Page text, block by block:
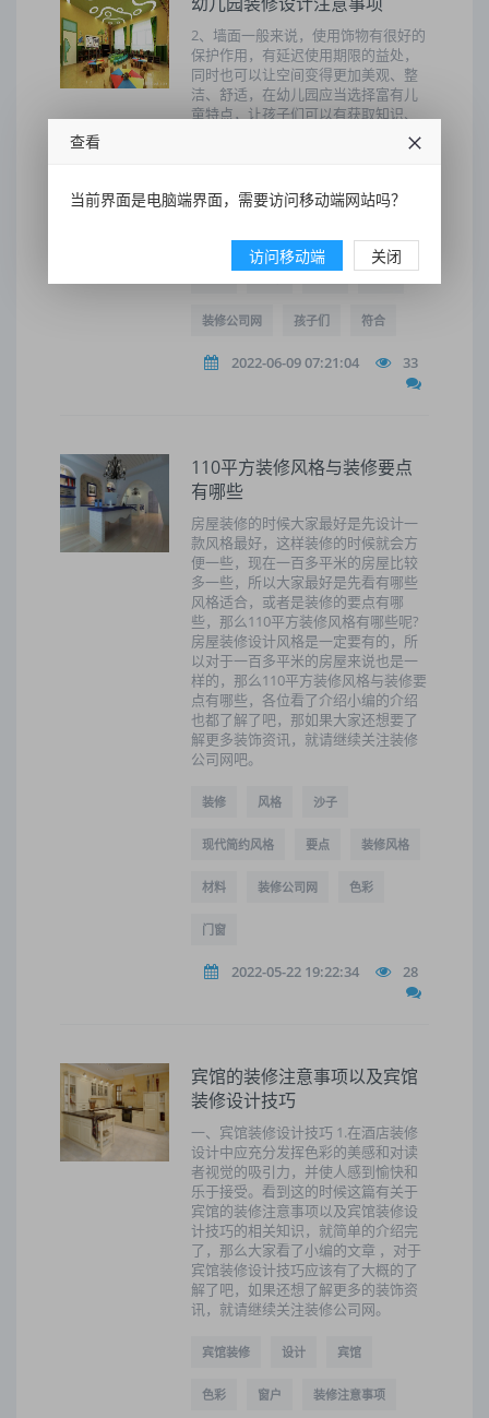
2、墙面一般来说，使用饰物有很好的
保护作用，有延迟使用期限的益处，
同时也可以让空间变得更加美观、整
洁、舒适，在幼儿园应当选择富有儿
童特点，让孩子们可以有获取知识、
提高审美能力的材料，能够创造出一
撞伤。
装修公司网 孩子们 符合
2022-06-09 07:21:04 33
110平方装修风格与装修要点
有哪些
房屋装修的时候大家最好是先设计一
款风格最好，这样装修的时候就会方
便一些，现在一百多平米的房屋比较
多一些，所以大家最好是先看有哪些
风格适合，或者是装修的要点有哪
些，那么110平方装修风格有哪些呢?
房屋装修设计风格是一定要有的，所
以对于一百多平米的房屋来说也是一
样的，那么110平方装修风格与装修要
点有哪些，各位看了介绍小编的介绍
也都了解了吧，那如果大家还想要了
解更多装饰资讯，就请继续关注装修
公司网吧。
装修 风格 沙子
现代简约风格 要点 装修风格
材料 装修公司网 色彩
门窗
2022-05-22 19:22:34 28
宾馆的装修注意事项以及宾馆
装修设计技巧
一、宾馆装修设计技巧 1.在酒店装修
设计中应充分发挥色彩的美感和对读
者视觉的吸引力，并使人感到愉快和
乐于接受。看到这的时候这篇有关于
宾馆的装修注意事项以及宾馆装修设
计技巧的相关知识，就简单的介绍完
了，那么大家看了小编的文章 ，对于
宾馆装修设计技巧应该有了大概的了
解了吧，如果还想了解更多的装饰资
讯，就请继续关注装修公司网。
宾馆装修 设计 宾馆
色彩 窗户 装修注意事项
查看
当前界面是电脑端界面，需要访问移动端网站吗？
访问移动端 关闭